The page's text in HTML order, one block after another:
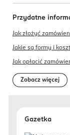
Przydatne
Jak złożyć
Jakie są formy i
Jak opłacić
Zobacz więcej
Gazetka